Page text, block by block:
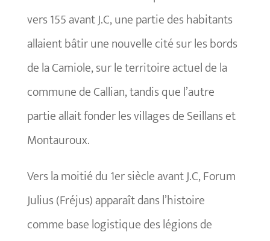
vers 155 avant J.C, une partie des habitants
allaient bâtir une nouvelle cité sur les bords
de la Camiole, sur le territoire actuel de la
commune de Callian, tandis que l’autre
partie allait fonder les villages de Seillans et
Montauroux.
Vers la moitié du 1er siècle avant J.C, Forum
Julius (Fréjus) apparaît dans l’histoire
comme base logistique des légions de